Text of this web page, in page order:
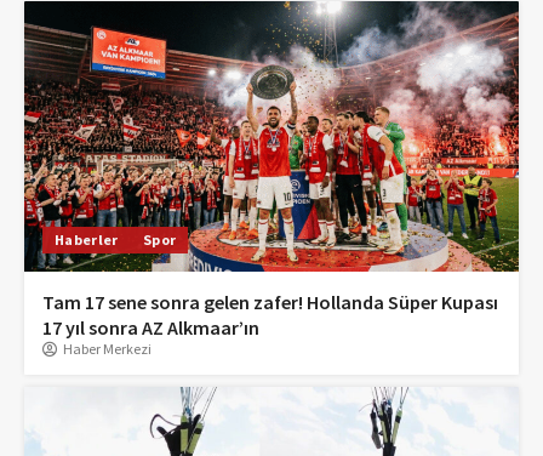
Haberler Spor
Tam 17 sene sonra gelen zafer! Hollanda Süper Kupası
17 yıl sonra AZ Alkmaar’ın
Haber Merkezi